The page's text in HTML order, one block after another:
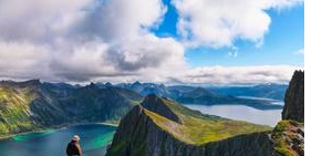
— в подарок близким или себе на